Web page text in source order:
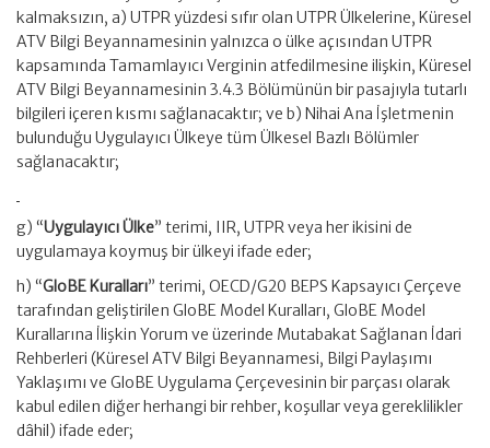
kalmaksızın, a) UTPR yüzdesi sıfır olan UTPR Ülkelerine, Küresel
ATV Bilgi Beyannamesinin yalnızca o ülke açısından UTPR
kapsamında Tamamlayıcı Verginin atfedilmesine ilişkin, Küresel
ATV Bilgi Beyannamesinin 3.4.3 Bölümünün bir pasajıyla tutarlı
bilgileri içeren kısmı sağlanacaktır; ve b) Nihai Ana İşletmenin
bulunduğu Uygulayıcı Ülkeye tüm Ülkesel Bazlı Bölümler
sağlanacaktır;
g) “Uygulayıcı Ülke” terimi, IIR, UTPR veya her ikisini de
uygulamaya koymuş bir ülkeyi ifade eder;
h) “GloBE Kuralları” terimi, OECD/G20 BEPS Kapsayıcı Çerçeve
tarafından geliştirilen GloBE Model Kuralları, GloBE Model
Kurallarına İlişkin Yorum ve üzerinde Mutabakat Sağlanan İdari
Rehberleri (Küresel ATV Bilgi Beyannamesi, Bilgi Paylaşımı
Yaklaşımı ve GloBE Uygulama Çerçevesinin bir parçası olarak
kabul edilen diğer herhangi bir rehber, koşullar veya gereklilikler
dâhil) ifade eder;